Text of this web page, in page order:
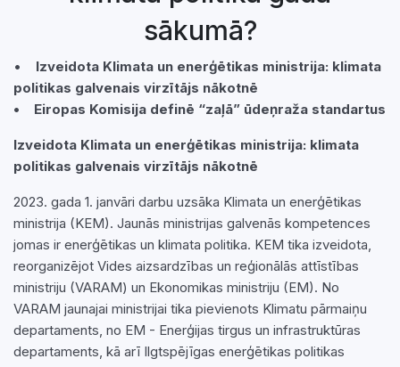
sākumā?
• Izveidota Klimata un enerģētikas ministrija: klimata
politikas galvenais virzītājs nākotnē
• Eiropas Komisija definē “zaļā” ūdeņraža standartus
Izveidota Klimata un enerģētikas ministrija: klimata
politikas galvenais virzītājs nākotnē
2023. gada 1. janvāri darbu uzsāka Klimata un enerģētikas
ministrija (KEM). Jaunās ministrijas galvenās kompetences
jomas ir enerģētikas un klimata politika. KEM tika izveidota,
reorganizējot Vides aizsardzības un reģionālās attīstības
ministriju (VARAM) un Ekonomikas ministriju (EM). No
VARAM jaunajai ministrijai tika pievienots Klimatu pārmaiņu
departaments, no EM - Enerģijas tirgus un infrastruktūras
departaments, kā arī Ilgtspējīgas enerģētikas politikas